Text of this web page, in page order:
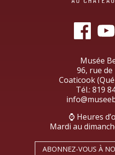
Musée
96, rue de
Coaticook
Tél.: 819
⌚ Heures
Mardi au
ABONNEZ-VOUS À